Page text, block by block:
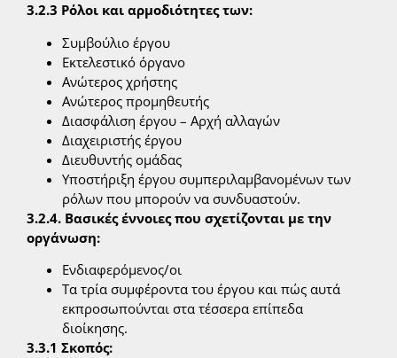
3.2.3 Ρόλοι και αρμοδιότητες των:
Συμβούλιο έργου
Εκτελεστικό όργανο
Ανώτερος χρήστης
Ανώτερος προμηθευτής
Διασφάλιση έργου – Αρχή αλλαγών
Διαχειριστής έργου
Διευθυντής ομάδας
Υποστήριξη έργου συμπεριλαμβανομένων των
ρόλων που μπορούν να συνδυαστούν.
3.2.4. Βασικές έννοιες που σχετίζονται με την
οργάνωση:
Ενδιαφερόμενος/οι
Τα τρία συμφέροντα του έργου και πώς αυτά
εκπροσωπούνται στα τέσσερα επίπεδα
διοίκησης.
3.3.1 Σκοπός: